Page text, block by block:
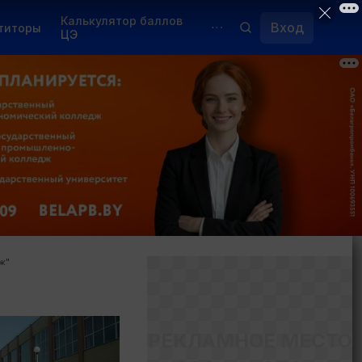
Калькулятор баллов
ЦЭ
Курсы
Переподготовка
Вход